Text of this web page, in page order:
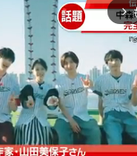
arrow_forward_ios